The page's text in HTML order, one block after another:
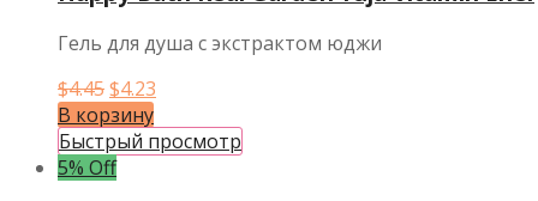
Гель для душа с экстрактом юджи
$4.45Первоначальная
цена
составляла
$4.45.
$4.23
$4.23.
В корзину
Быстрый просмотр
5% Off